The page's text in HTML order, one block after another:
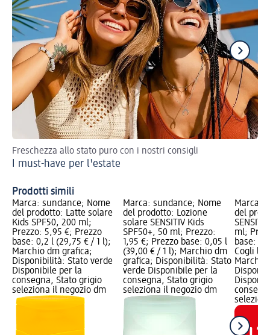
Freschezza allo stato puro con i nostri consigli
I must-have per l'estate
Prodotti simili
Marca: sundance; Nome
del prodotto: Latte solare
Kids SPF50, 200 ml;
Prezzo: 5,95 €; Prezzo
base: 0,2 l (29,75 € / 1 l);
Marchio dm grafica;
Disponibilità: Stato verde
Disponibile per la
consegna, Stato grigio
seleziona il negozio dm
Marca: sundance; Nome
del prodotto: Lozione
solare SENSITIV Kids
SPF50+, 50 ml; Prezzo:
1,95 €; Prezzo base: 0,05 l
(39,00 € / 1 l); Marchio dm
grafica; Disponibilità: Stato
verde Disponibile per la
consegna, Stato grigio
seleziona il negozio dm
Marca:
del
ml;
base:
Cogli
Marchio